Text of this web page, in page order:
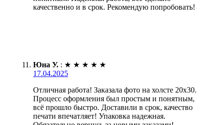
качественно и в срок. Рекомендую попробовать!
Юна У. : ★ ★ ★ ★ ★
17.04.2025
Отличная работа! Заказала фото на холсте 20х30.
Процесс оформления был простым и понятным,
всё прошло быстро. Доставили в срок, качество
печати впечатляет! Упаковка надежная.